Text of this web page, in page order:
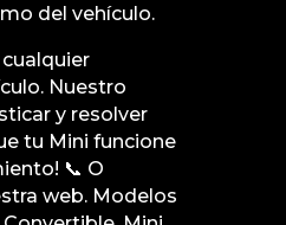
del vehículo.
Nuestro
y resolver
tu Mini funcione
📞 O
web. Modelos